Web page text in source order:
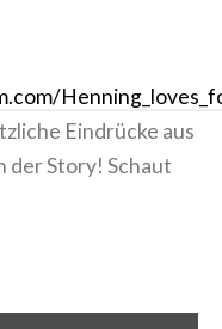
Eindrücke aus
der Story! Schaut